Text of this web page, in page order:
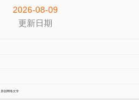
2026-08-09
更新日期
原创网络文学